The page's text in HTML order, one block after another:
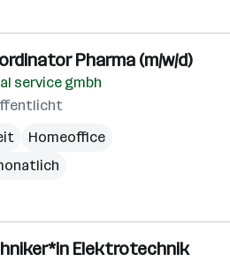
Pharma (m/w/d)
service gmbh
Homeoffice
Elektrotechnik